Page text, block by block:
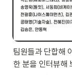
팀원들과 단합해
한 분을 인터뷰해